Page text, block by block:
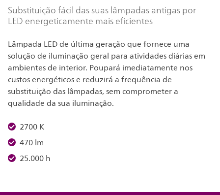
Substituição fácil das suas lâmpadas antigas por
LED energeticamente mais eficientes
Lâmpada LED de última geração que fornece uma
solução de iluminação geral para atividades diárias em
ambientes de interior. Poupará imediatamente nos
custos energéticos e reduzirá a frequência de
substituição das lâmpadas, sem comprometer a
qualidade da sua iluminação.
2700 K
470 lm
25.000 h